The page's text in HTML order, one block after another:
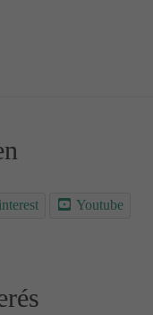
sobre el agua y la
- Poesías sobre árboles
Youtube